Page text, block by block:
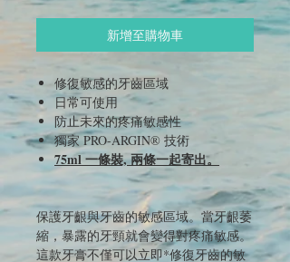
新增至購物車
修復敏感的牙齒區域
日常可使用
防止未來的疼痛敏感性
獨家 PRO-ARGIN® 技術
75ml 一條裝, 兩條一起寄出。
保護牙齦與牙齒的敏感區域。當牙齦萎
縮，暴露的牙頸就會變得對疼痛敏感。
這款牙膏不僅可以立即*修復牙齒的敏